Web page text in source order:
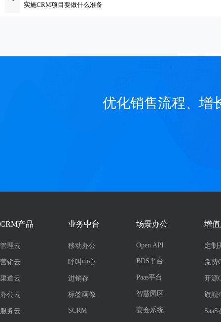
实施CRM项目要做什么准备
优化销售流程、增
CRM产品
管理云
营销云
渠道云
办公云
服务云
业务中台
移动办公
呼叫中心
进销存
标签画像
SCRM
场景办公
Open API
BDS平台
Paas平台
智慧园区
宴会系统
增
定制
免费
开源
旗舰